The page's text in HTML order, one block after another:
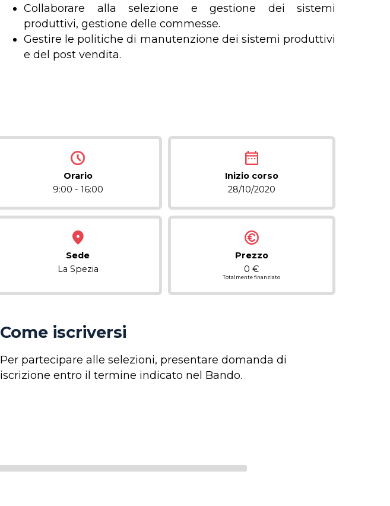
Collaborare alla selezione e gestione dei sistemi
produttivi, gestione delle commesse.
Gestire le politiche di manutenzione dei sistemi produttivi
e del post vendita.
Orario
9:00 - 16:00
Inizio corso
28/10/2020
Sede
La Spezia
Prezzo
0 €
Totalmente finanziato
Come iscriversi
Per partecipare alle selezioni, presentare domanda di
iscrizione entro il termine indicato nel Bando.